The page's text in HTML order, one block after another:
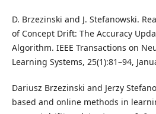
D. Brzezinski and J. Stefanowski.
of Concept Drift: The Accuracy
Algorithm. IEEE Transactions on
Learning Systems, 25(1):81–94,
Dariusz Brzezinski and Jerzy
based and online methods in